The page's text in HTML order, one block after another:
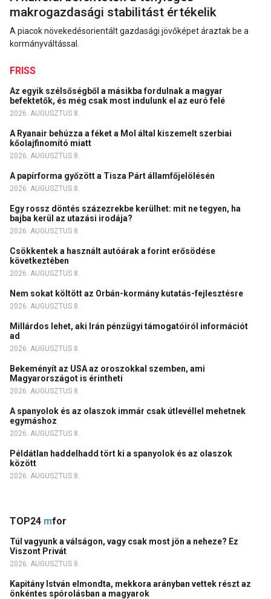
makrogazdasági stabilitást értékelik
A piacok növekedésorientált gazdasági jövőképet áraztak be a
kormányváltással.
FRISS
Az egyik szélsőségből a másikba fordulnak a magyar
befektetők, és még csak most indulunk el az euró felé
2026. AUGUSZTUS 8.
A Ryanair behúzza a féket a Mol által kiszemelt szerbiai
kőolajfinomító miatt
2026. AUGUSZTUS 8.
A papírforma győzött a Tisza Párt államfőjelölésén
2026. AUGUSZTUS 8.
Egy rossz döntés százezrekbe kerülhet: mit ne tegyen, ha
bajba kerül az utazási irodája?
2026. AUGUSZTUS 8.
Csökkentek a használt autóárak a forint erősödése
következtében
2026. AUGUSZTUS 8.
Nem sokat költött az Orbán-kormány kutatás-fejlesztésre
2026. AUGUSZTUS 8.
Millárdos lehet, aki Irán pénzügyi támogatóiról információt
ad
2026. AUGUSZTUS 8.
Bekeményít az USA az oroszokkal szemben, ami
Magyarországot is érintheti
2026. AUGUSZTUS 8.
A spanyolok és az olaszok immár csak útlevéllel mehetnek
egymáshoz
2026. AUGUSZTUS 8.
Példátlan haddelhadd tört ki a spanyolok és az olaszok
között
2026. AUGUSZTUS 8.
TOP24 mfor
Túl vagyunk a válságon, vagy csak most jön a neheze? Ez
Viszont Privát
2026. AUGUSZTUS 8.
Kapitány István elmondta, mekkora arányban vettek részt az
önkéntes spórolásban a magyarok